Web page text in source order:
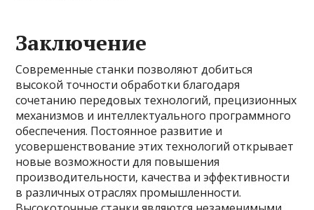
Заключение
Современные станки позволяют добиться
высокой точности обработки благодаря
сочетанию передовых технологий, прецизионных
механизмов и интеллектуального программного
обеспечения. Постоянное развитие и
усовершенствование этих технологий открывает
новые возможности для повышения
производительности, качества и эффективности
в различных отраслях промышленности.